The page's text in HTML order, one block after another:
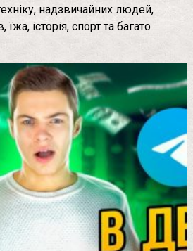
надзвичайних людей,
історія, спорт та багато